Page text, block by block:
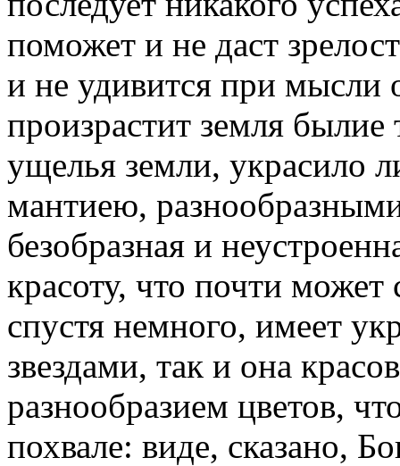
поможет и не даст
и не удивится при мысли
произрастит земля
ущелья земли, украсило
мантиею,
безобразная и
красоту, что почти может
спустя немного, имеет
звездами, так и она
разнообразием цветов,
похвале: виде, сказано,